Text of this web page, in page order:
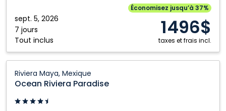
Kelowna
Montréal
Toronto
Vancouver
Victoria
sept. 5, 2026
7 jours
Tout inclus
Économisez jusqu’à 37%
1496$
taxes et frais incl.
Vallarta,
Mexique
Riviera Maya, Mexique
Ocean Riviera Paradise
Riviera
Paradise:
Riviera